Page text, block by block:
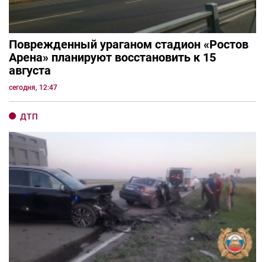
Поврежденный ураганом стадион «Ростов
Арена» планируют восстановить к 15
августа
сегодня, 12:47
ДТП